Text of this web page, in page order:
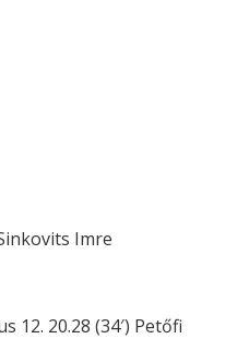
Imre
12. 20.28 (34′) Petőfi